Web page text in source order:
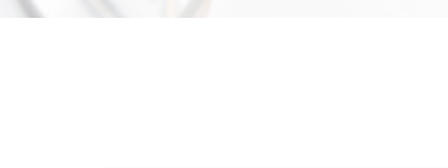
hier: